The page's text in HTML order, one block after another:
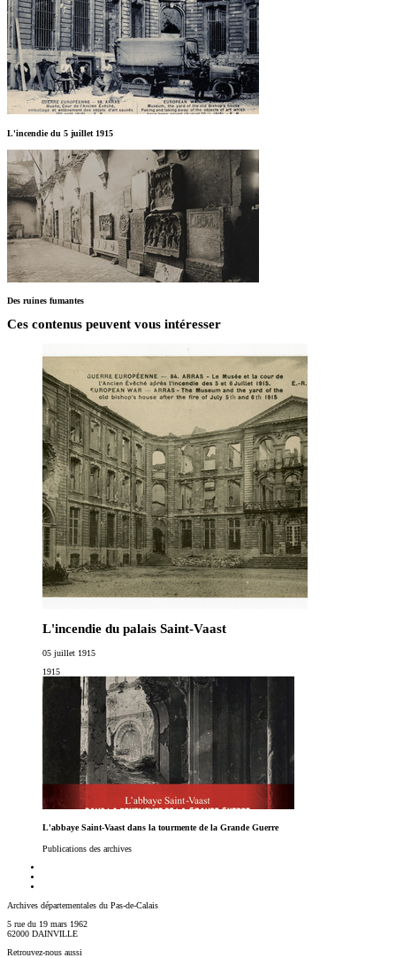
L'incendie du 5 juillet 1915
Des ruines fumantes
Ces contenus peuvent vous intéresser
L'incendie du palais Saint-Vaast
05 juillet 1915
1915
L'abbaye Saint-Vaast dans la tourmente de la Grande Guerre
Publications des archives
Archives départementales du Pas-de-Calais
5 rue du 19 mars 1962
62000 DAINVILLE
Retrouvez-nous aussi